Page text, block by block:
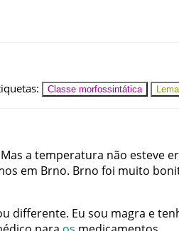
: Classe morfossintática Lema
Mas a temperatura não esteve
em Brno. Brno foi muito
differente. Eu sou magra e